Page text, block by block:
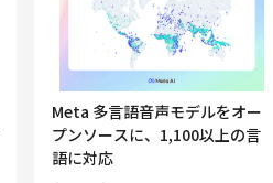
Meta 多言語音声モデルをオー
プンソースに、1,100以上の言
語に対応